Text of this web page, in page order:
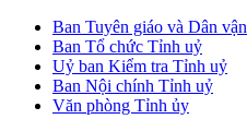
Ban Tuyên giáo và Dân vận
Ban Tổ chức Tỉnh uỷ
Uỷ ban Kiểm tra Tỉnh uỷ
Ban Nội chính Tỉnh uỷ
Văn phòng Tỉnh ủy